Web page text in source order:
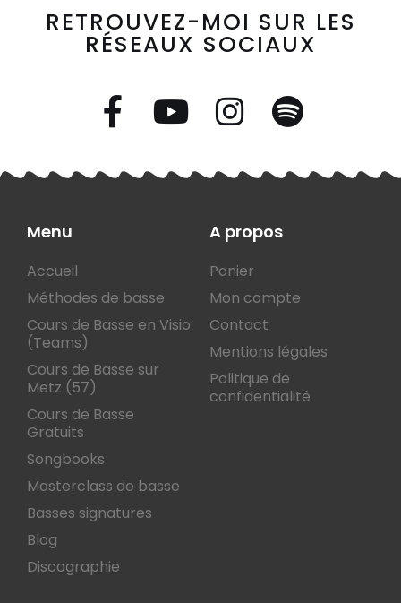
RETROUVEZ-MOI SUR LES
RÉSEAUX SOCIAUX
Menu
Accueil
Méthodes de basse
Cours de Basse en Visio
(Teams)
Cours de Basse sur
Metz (57)
Cours de Basse
Gratuits
Songbooks
Masterclass de basse
Basses signatures
Blog
Discographie
A propos
Panier
Mon compte
Contact
Mentions légales
Politique de
confidentialité